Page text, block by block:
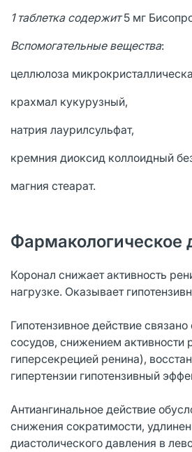
1 таблетка содержит5 мг
Вспомогательные вещества:
целлюлоза
крахмал кукурузный,
натрия лаурилсульфат,
кремния диоксид коллоидный
магния стеарат.
Фармакологическое
Коронал снижает активность
нагрузке. Оказывает
Гипотензивное действие
сосудов, снижением активности
гиперсекрецией ренина),
гипертензии гипотензивный
Антиангинальное действие
снижения сократимости,
диастолического давления в